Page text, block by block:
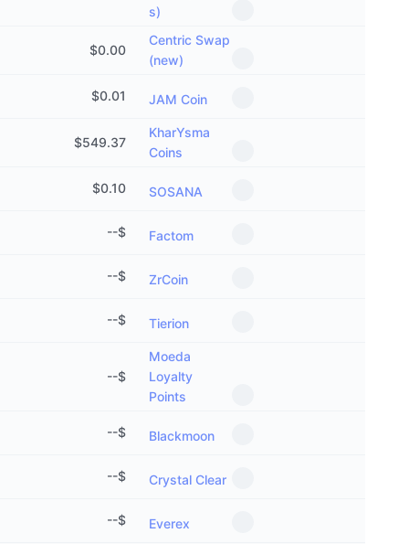
s)
Centric Swap
(new)
$0.00
JAM Coin
$0.01
KharYsma
Coins
$549.37
SOSANA
$0.10
Factom
$
--
ZrCoin
$
--
Tierion
$
--
Moeda
Loyalty
Points
$
--
Blackmoon
$
--
Crystal Clear
$
--
Everex
$
--